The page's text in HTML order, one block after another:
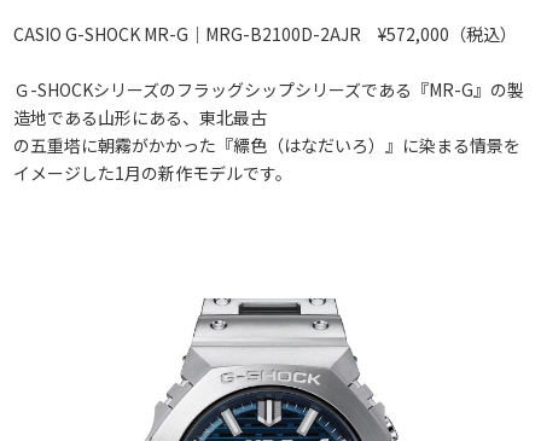
CASIO G-SHOCK MR-G｜MRG-B2100D-2AJR ¥572,000（税込）
Ｇ-SHOCKシリーズのフラッグシップシリーズである『MR-G』の製
造地である山形にある、東北最古
の五重塔に朝霧がかかった『縹色（はなだいろ）』に染まる情景を
イメージした1月の新作モデルです。